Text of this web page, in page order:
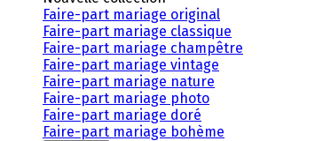
Faire-part mariage original
Faire-part mariage classique
Faire-part mariage champêtre
Faire-part mariage vintage
Faire-part mariage nature
Faire-part mariage photo
Faire-part mariage doré
Faire-part mariage bohème